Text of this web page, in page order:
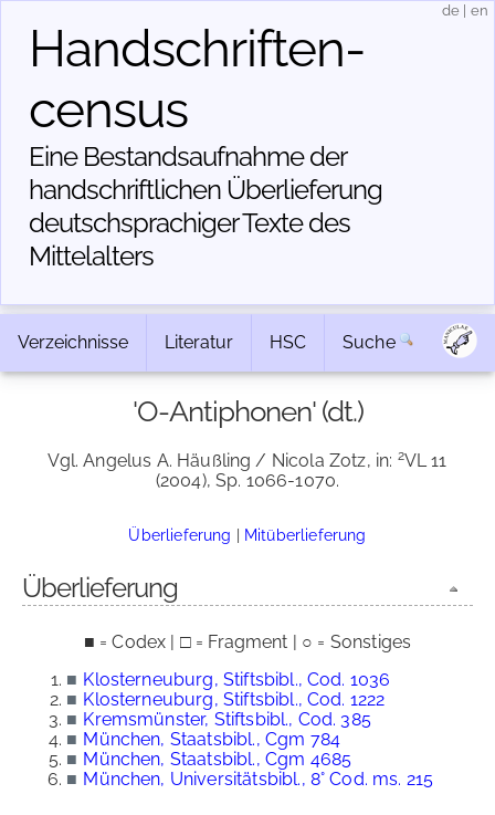
Handschriften­
census
Eine Bestandsaufnahme der
handschriftlichen Über­lieferung
deutschsprachiger Texte des
Mittelalters
de en
Verzeichnisse Literatur HSC Suche
'O-Antiphonen' (dt.)
Vgl. Angelus A. Häußling / Nicola Zotz, in: 2VL 11
(2004), Sp. 1066-1070.
Überlieferung | Mitüberlieferung
Überlieferung
■ = Codex | □ = Fragment | ○ = Sonstiges
■ Klosterneuburg, Stiftsbibl., Cod. 1036
■ Klosterneuburg, Stiftsbibl., Cod. 1222
■ Kremsmünster, Stiftsbibl., Cod. 385
■ München, Staatsbibl., Cgm 784
■ München, Staatsbibl., Cgm 4685
■ München, Universitätsbibl., 8° Cod. ms. 215